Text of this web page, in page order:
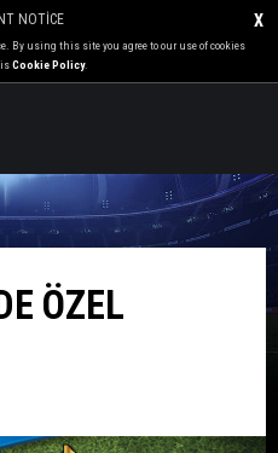
X
NOTICE
By using this site you agree to our use of cookies
Cookie Policy.
ÖZEL